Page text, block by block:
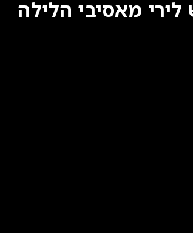
בשעה 14:00 בצהרים מחשש לירי מאסיבי הלילה